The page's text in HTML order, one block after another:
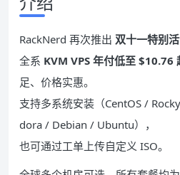
RackNerd 再次推出 双十一特别
全系 KVM VPS 年付低至 $10.76
足、价格实惠。
支持多系统安装（CentOS /
dora / Debian / Ubuntu），
也可通过工单上传自定义 ISO。